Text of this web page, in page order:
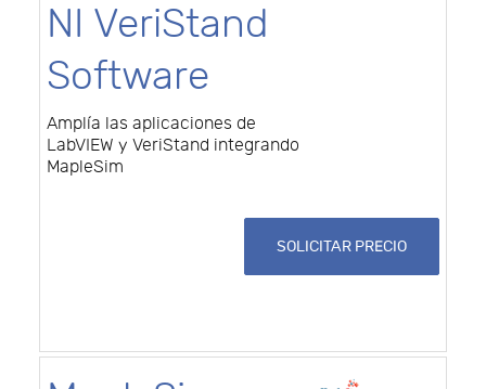
NI VeriStand
Software
Amplía las aplicaciones de
LabVIEW y VeriStand integrando
MapleSim
SOLICITAR PRECIO